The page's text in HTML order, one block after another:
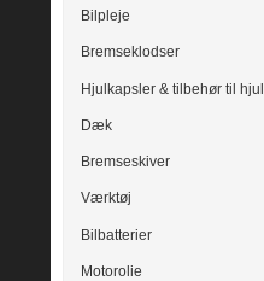
Bilpleje
Bremseklodser
Hjulkapsler & tilbehør til hjul
Dæk
Bremseskiver
Værktøj
Bilbatterier
Motorolie